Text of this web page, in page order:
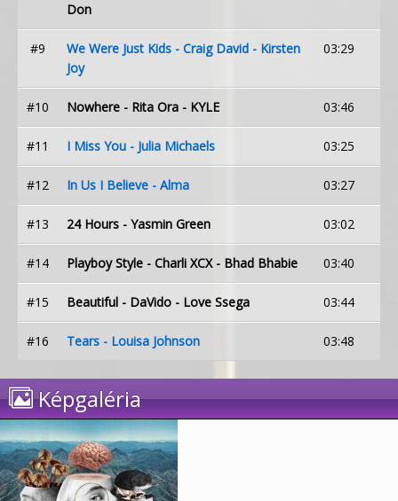
Don
#9
We Were Just Kids - Craig David - Kirsten
Joy
03:29
#10 Nowhere - Rita Ora - KYLE 03:46
#11 I Miss You - Julia Michaels 03:25
#12 In Us I Believe - Alma 03:27
#13 24 Hours - Yasmin Green 03:02
#14 Playboy Style - Charli XCX - Bhad Bhabie 03:40
#15 Beautiful - DaVido - Love Ssega 03:44
#16 Tears - Louisa Johnson 03:48
Képgaléria